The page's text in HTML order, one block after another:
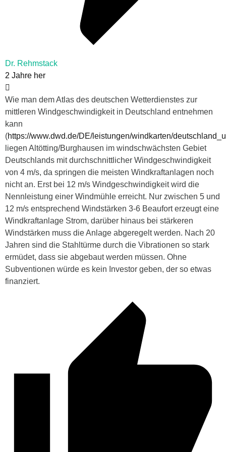
Dr. Rehmstack
2 Jahre her
Wie man dem Atlas des deutschen Wetterdienstes zur
mittleren Windgeschwindigkeit in Deutschland entnehmen
kann
(https://www.dwd.de/DE/leistungen/windkarten/
liegen Altötting/Burghausen im windschwächsten Gebiet
Deutschlands mit durchschnittlicher Windgeschwindigkeit
von 4 m/s, da springen die meisten Windkraftanlagen noch
nicht an. Erst bei 12 m/s Windgeschwindigkeit wird die
Nennleistung einer Windmühle erreicht. Nur zwischen 5 und
12 m/s entsprechend Windstärken 3-6 Beaufort erzeugt eine
Windkraftanlage Strom, darüber hinaus bei stärkeren
Windstärken muss die Anlage abgeregelt werden. Nach 20
Jahren sind die Stahltürme durch die Vibrationen so stark
ermüdet, dass sie abgebaut werden müssen. Ohne
Subventionen würde es kein Investor geben, der so etwas
finanziert.